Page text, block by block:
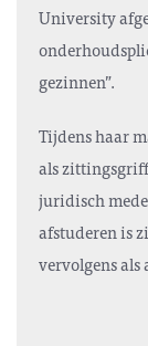
University
gezinnen”.
Tijdens haar
als
juridisch
afstuderen is
vervolgens als